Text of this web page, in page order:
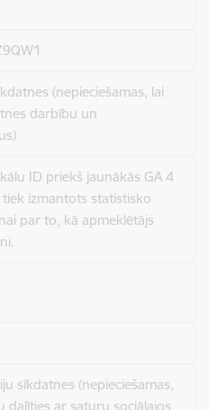
(nepieciešamas, lai
darbību un
ID priekš jaunākās GA 4
tiek izmantots statistisko
par to, kā apmeklētājs
sīkdatnes (nepieciešamas,
dalīties ar saturu sociālajos